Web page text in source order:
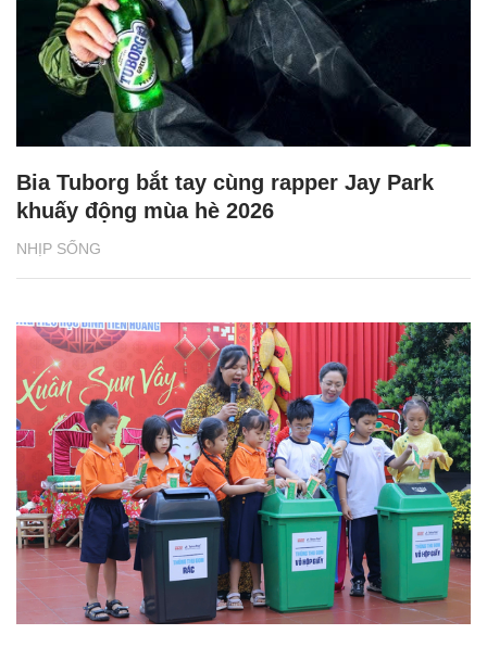
NHỊP SỐNG
Bia Tuborg bắt tay cùng rapper Jay Park
khuấy động mùa hè 2026